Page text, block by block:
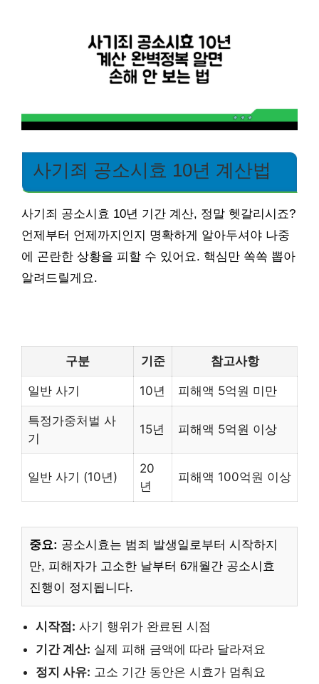
사기죄 공소시효 10년 계산법
사기죄 공소시효 10년 기간 계산, 정말 헷갈리시죠?
언제부터 언제까지인지 명확하게 알아두셔야 나중
에 곤란한 상황을 피할 수 있어요. 핵심만 쏙쏙 뽑아
알려드릴게요.
구분 기준 참고사항
일반 사기 10년 피해액 5억원 미만
특정가중처벌 사
기
15년 피해액 5억원 이상
일반 사기 (10년)
20
년
피해액 100억원 이상
중요: 공소시효는 범죄 발생일로부터 시작하지
만, 피해자가 고소한 날부터 6개월간 공소시효
진행이 정지됩니다.
시작점: 사기 행위가 완료된 시점
기간 계산: 실제 피해 금액에 따라 달라져요
정지 사유: 고소 기간 동안은 시효가 멈춰요